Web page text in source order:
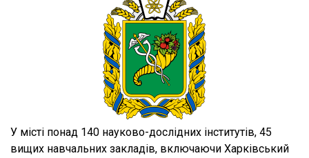
У місті понад 140 науково-дослідних інститутів, 45
вищих навчальних закладів, включаючи Харківський